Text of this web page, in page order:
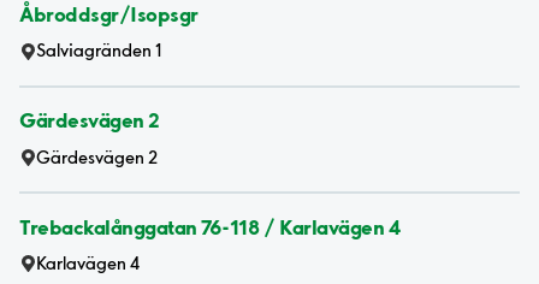
Åbroddsgr/Isopsgr
Salviagränden 1
Gärdesvägen 2
Gärdesvägen 2
Trebackalånggatan 76-118 / Karlavägen 4
Karlavägen 4